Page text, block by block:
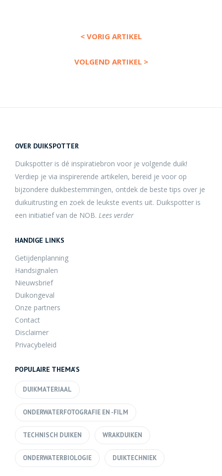
< VORIG ARTIKEL
VOLGEND ARTIKEL >
OVER DUIKSPOTTER
Duikspotter is dé inspiratiebron voor je volgende duik!
Verdiep je via inspirerende artikelen, bereid je voor op
bijzondere duikbestemmingen, ontdek de beste tips over je
duikuitrusting en zoek de leukste events uit. Duikspotter is
een initiatief van de NOB. Lees verder
HANDIGE LINKS
Getijdenplanning
Handsignalen
Nieuwsbrief
Duikongeval
Onze partners
Contact
Disclaimer
Privacybeleid
POPULAIRE THEMA'S
DUIKMATERIAAL
ONDERWATERFOTOGRAFIE EN -FILM
TECHNISCH DUIKEN WRAKDUIKEN
ONDERWATERBIOLOGIE DUIKTECHNIEK